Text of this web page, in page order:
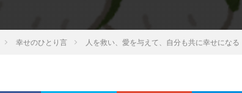
幸せのひとり言 人を救い、愛を与えて、自分も共に幸せになる